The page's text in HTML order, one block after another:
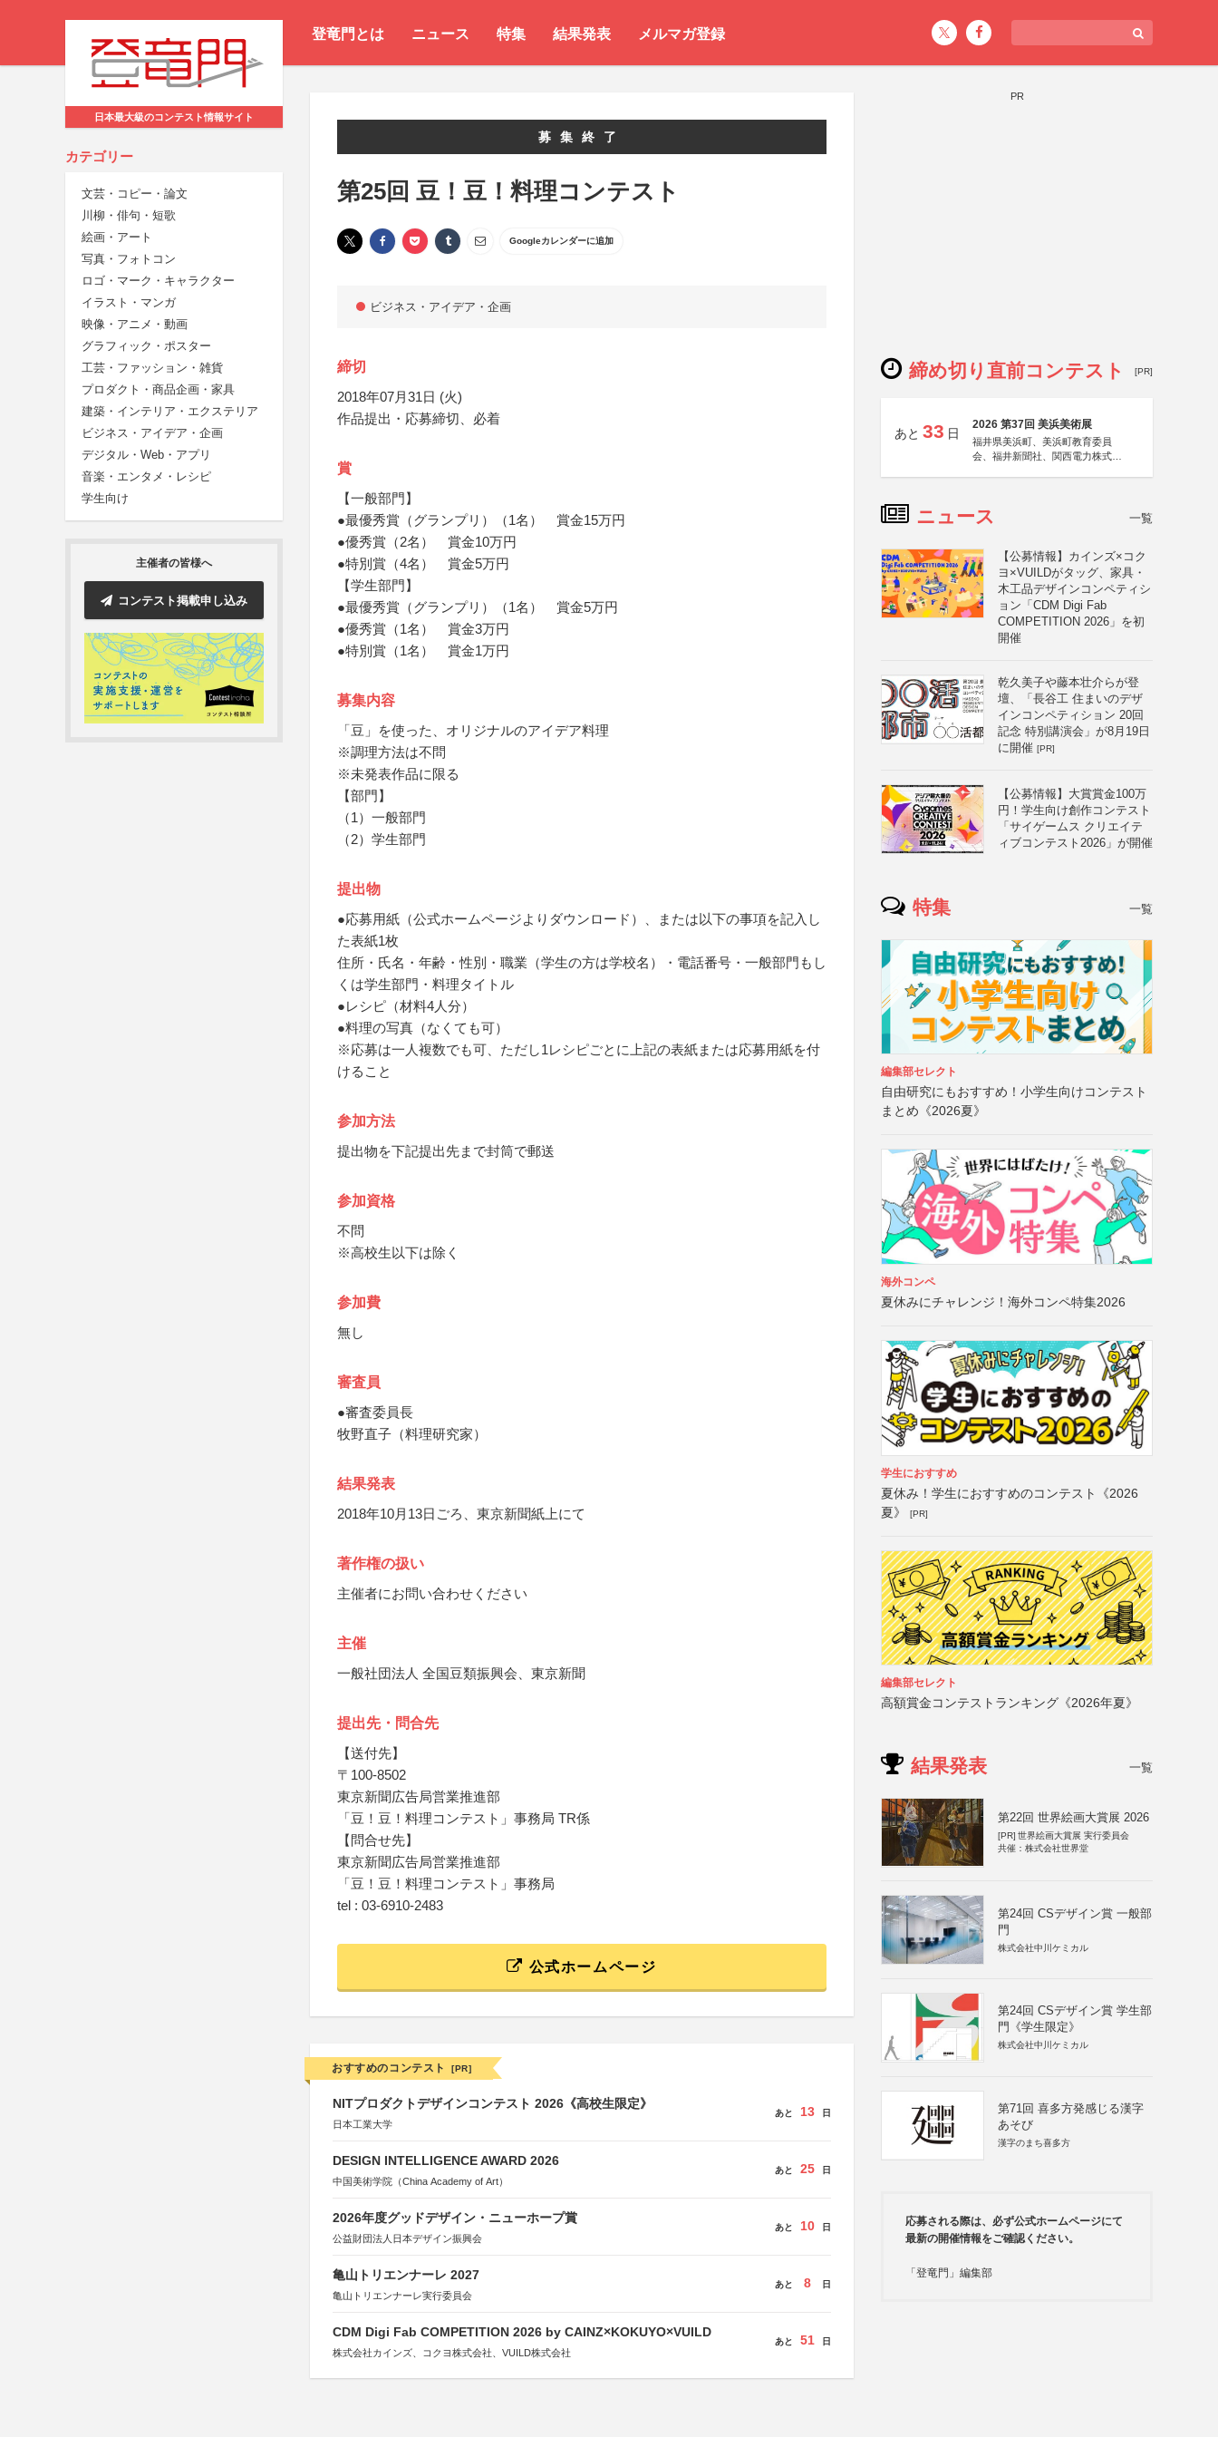
登竜門とは ニュース 特集 結果発表 メルマガ登録
日本最大級のコンテスト情報サイト
カテゴリー
文芸・コピー・論文
川柳・俳句・短歌
絵画・アート
写真・フォトコン
ロゴ・マーク・キャラクター
イラスト・マンガ
映像・アニメ・動画
グラフィック・ポスター
工芸・ファッション・雑貨
プロダクト・商品企画・家具
建築・インテリア・エクステリア
ビジネス・アイデア・企画
デジタル・Web・アプリ
音楽・エンタメ・レシピ
学生向け
主催者の皆様へ
コンテスト掲載申し込み
募集終了
第25回 豆！豆！料理コンテスト
Googleカレンダーに追加
ビジネス・アイデア・企画
締切
2018年07月31日 (火)
作品提出・応募締切、必着
賞
【一般部門】
●最優秀賞（グランプリ）（1名） 賞金15万円
●優秀賞（2名） 賞金10万円
●特別賞（4名） 賞金5万円
【学生部門】
●最優秀賞（グランプリ）（1名） 賞金5万円
●優秀賞（1名） 賞金3万円
●特別賞（1名） 賞金1万円
募集内容
「豆」を使った、オリジナルのアイデア料理
※調理方法は不問
※未発表作品に限る
【部門】
（1）一般部門
（2）学生部門
提出物
●応募用紙（公式ホームページよりダウンロード）、または以下の事項を記入し
た表紙1枚
住所・氏名・年齢・性別・職業（学生の方は学校名）・電話番号・一般部門もし
くは学生部門・料理タイトル
●レシピ（材料4人分）
●料理の写真（なくても可）
※応募は一人複数でも可、ただし1レシピごとに上記の表紙または応募用紙を付
けること
参加方法
提出物を下記提出先まで封筒で郵送
参加資格
不問
※高校生以下は除く
参加費
無し
審査員
●審査委員長
牧野直子（料理研究家）
結果発表
2018年10月13日ごろ、東京新聞紙上にて
著作権の扱い
主催者にお問い合わせください
主催
一般社団法人 全国豆類振興会、東京新聞
提出先・問合先
【送付先】
〒100-8502
東京新聞広告局営業推進部
「豆！豆！料理コンテスト」事務局 TR係
【問合せ先】
東京新聞広告局営業推進部
「豆！豆！料理コンテスト」事務局
tel : 03-6910-2483
公式ホームページ
おすすめのコンテスト [PR]
NITプロダクトデザインコンテスト 2026《高校生限定》
日本工業大学
あと 13 日
DESIGN INTELLIGENCE AWARD 2026
中国美術学院（China Academy of Art）
あと 25 日
2026年度グッドデザイン・ニューホープ賞
公益財団法人日本デザイン振興会
あと 10 日
亀山トリエンナーレ 2027
亀山トリエンナーレ実行委員会
あと 8 日
CDM Digi Fab COMPETITION 2026 by CAINZ×KOKUYO×VUILD
株式会社カインズ、コクヨ株式会社、VUILD株式会社
あと 51 日
PR
締め切り直前コンテスト [PR]
あと 33 日
2026 第37回 美浜美術展
福井県美浜町、美浜町教育委員
会、福井新聞社、関西電力株式会
ニュース 一覧
【公募情報】カインズ×コク
ヨ×VUILDがタッグ、家具・
木工品デザインコンペティシ
ョン「CDM Digi Fab
COMPETITION 2026」を初
開催
乾久美子や藤本壮介らが登
壇、「長谷工 住まいのデザ
インコンペティション 20回
記念 特別講演会」が8月19日
に開催 [PR]
【公募情報】大賞賞金100万
円！学生向け創作コンテスト
「サイゲームス クリエイテ
ィブコンテスト2026」が開催
特集 一覧
編集部セレクト
自由研究にもおすすめ！小学生向けコンテスト
まとめ《2026夏》
海外コンペ
夏休みにチャレンジ！海外コンペ特集2026
学生におすすめ
夏休み！学生におすすめのコンテスト《2026
夏》
[PR]
編集部セレクト
高額賞金コンテストランキング《2026年夏》
結果発表 一覧
第22回 世界絵画大賞展 2026
[PR] 世界絵画大賞展 実行委員会
共催：株式会社世界堂
第24回 CSデザイン賞 一般部
門
株式会社中川ケミカル
第24回 CSデザイン賞 学生部
門《学生限定》
株式会社中川ケミカル
第71回 喜多方発感じる漢字
あそび
漢字のまち喜多方
応募される際は、必ず公式ホームページにて
最新の開催情報をご確認ください。
「登竜門」編集部